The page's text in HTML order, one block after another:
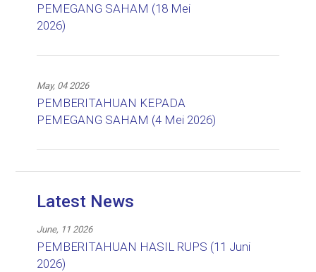
PEMEGANG SAHAM (18 Mei
2026)
May, 04 2026
PEMBERITAHUAN KEPADA
PEMEGANG SAHAM (4 Mei 2026)
Latest News
June, 11 2026
PEMBERITAHUAN HASIL RUPS (11 Juni
2026)